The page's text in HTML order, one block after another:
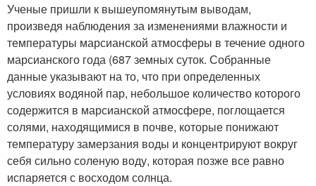
Ученые пришли к вышеупомянутым выводам,
произведя наблюдения за изменениями влажности и
температуры марсианской атмосферы в течение одного
марсианского года (687 земных суток. Собранные
данные указывают на то, что при определенных
условиях водяной пар, небольшое количество которого
содержится в марсианской атмосфере, поглощается
солями, находящимися в почве, которые понижают
температуру замерзания воды и концентрируют вокруг
себя сильно соленую воду, которая позже все равно
испаряется с восходом солнца.